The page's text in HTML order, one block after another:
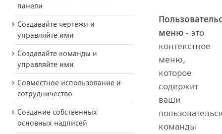
панели
Создавайте чертежи и
управляйте ими
Создавайте команды и
управляйте ими
Совместное использование и
сотрудничество
Создание собственных
основных надписей
меню - это
контекстное
меню,
которое
содержит
ваши
команды